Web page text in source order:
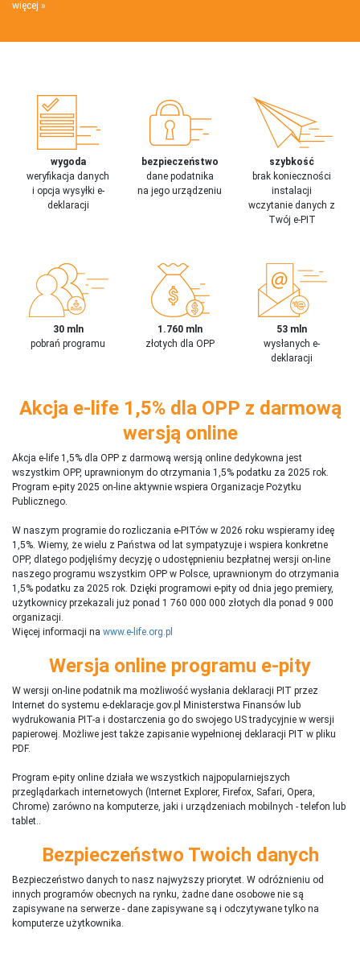
więcej
wygoda
weryfikacja danych
i opcja wysyłki e-
deklaracji
bezpieczeństwo
dane podatnika
na jego urządzeniu
szybkość
brak konieczności
instalacji
wczytanie danych z
Twój e-PIT
30 mln
pobrań programu
1.760 mln
złotych dla OPP
53 mln
wysłanych e-
deklaracji
Akcja e-life 1,5% dla OPP z darmową
wersją online
Akcja e-life 1,5% dla OPP z darmową wersją online dedykowna jest
wszystkim OPP, uprawnionym do otrzymania 1,5% podatku za 2025 rok.
Program e-pity 2025 on-line aktywnie wspiera Organizacje Pożytku
Publicznego.
W naszym programie do rozliczania e-PITów w 2026 roku wspieramy ideę
1,5%. Wiemy, że wielu z Państwa od lat sympatyzuje i wspiera konkretne
OPP, dlatego podjęliśmy decyzję o udostępnieniu bezpłatnej wersji on-line
naszego programu wszystkim OPP w Polsce, uprawnionym do otrzymania
1,5% podatku za 2025 rok. Dzięki programowi e-pity od dnia jego premiery,
użytkownicy przekazali już ponad 1 760 000 000 złotych dla ponad 9 000
organizacji.
Więcej informacji na www.e-life.org.pl
Wersja online programu e-pity
W wersji on-line podatnik ma możliwość wysłania deklaracji PIT przez
Internet do systemu e-deklaracje.gov.pl Ministerstwa Finansów lub
wydrukowania PIT-a i dostarczenia go do swojego US tradycyjnie w wersji
papierowej. Możliwe jest także zapisanie wypełnionej deklaracji PIT w pliku
PDF.
Program e-pity online działa we wszystkich najpopularniejszych
przeglądarkach internetowych (Internet Explorer, Firefox, Safari, Opera,
Chrome) zarówno na komputerze, jaki i urządzeniach mobilnych - telefon lub
tablet..
Bezpieczeństwo Twoich danych
Bezpieczeństwo danych to nasz najwyższy priorytet. W odróżnieniu od
innych programów obecnych na rynku, żadne dane osobowe nie są
zapisywane na serwerze - dane zapisywane są i odczytywane tylko na
komputerze użytkownika.